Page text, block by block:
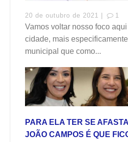
20 de outubro de 2021 | 1
Vamos voltar nosso foco
cidade, mais
municipal que como...
PARA ELA TER SE
JOÃO CAMPOS É QUE